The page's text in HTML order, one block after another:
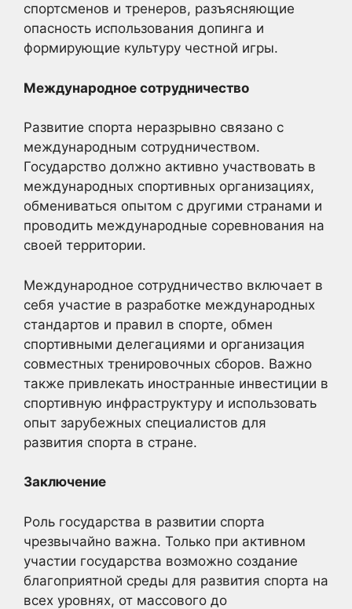
спортсменов и тренеров, разъясняющие
опасность использования допинга и
формирующие культуру честной игры.
Международное сотрудничество
Развитие спорта неразрывно связано с
международным сотрудничеством.
Государство должно активно участвовать в
международных спортивных организациях,
обмениваться опытом с другими странами и
проводить международные соревнования на
своей территории.
Международное сотрудничество включает в
себя участие в разработке международных
стандартов и правил в спорте, обмен
спортивными делегациями и организация
совместных тренировочных сборов. Важно
также привлекать иностранные инвестиции в
спортивную инфраструктуру и использовать
опыт зарубежных специалистов для
развития спорта в стране.
Заключение
Роль государства в развитии спорта
чрезвычайно важна. Только при активном
участии государства возможно создание
благоприятной среды для развития спорта на
всех уровнях, от массового до